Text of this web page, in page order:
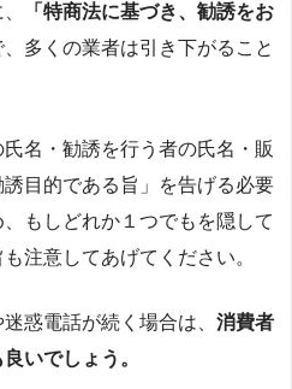
「特商法に基づき、勧誘をお
、多くの業者は引き下がること
名・勧誘を行う者の氏名・販
目的である旨」を告げる必要
もしどれか１つでもを隠して
注意してあげてください。
惑電話が続く場合は、 消費者
いでしょう。